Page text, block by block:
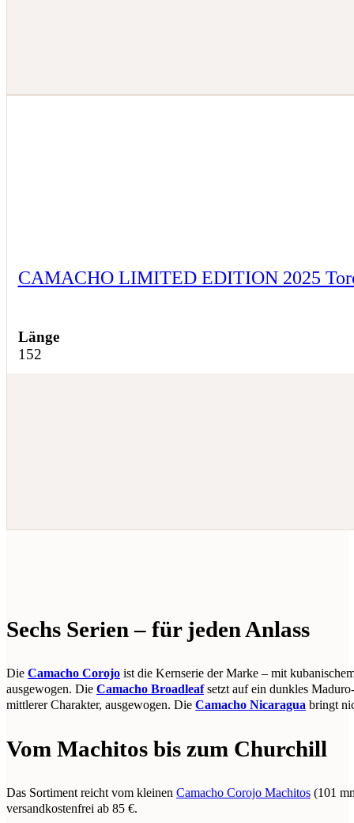
CAMACHO LIMITED EDITION 2025
Länge
152
Sechs Serien – für jeden Anlass
Die Camacho Corojo ist die Kernserie der Marke – mit
ausgewogen. Die Camacho Broadleafsetzt auf ein dunkles
mittlerer Charakter, ausgewogen. Die Camacho Nicaragua bringt
Vom Machitos bis zum Churchill
Das Sortiment reicht vom kleinen Camacho Corojo Machitos (101
versandkostenfrei ab 85 €.